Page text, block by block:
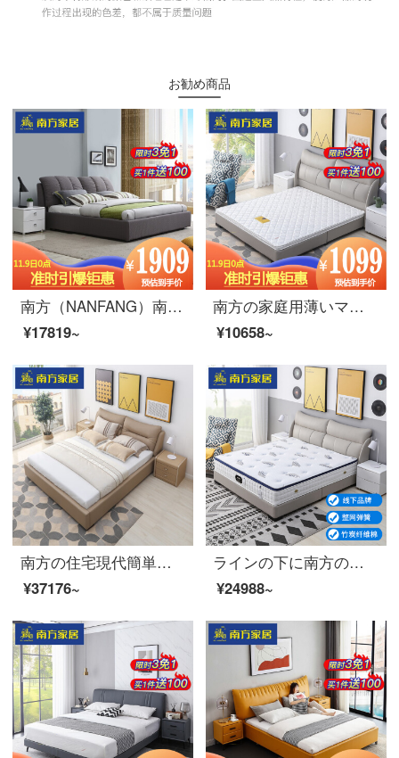
お勧め商品
南方（NANFANG）南方の家庭用の布芸床は現代では畳1.8 mのダブルベッドの軟床結婚シーツ（深灰色1菗）1800 m*2000 mmです。
¥17819~
南方の家庭用薄いマット環境に優しい天然ココナッツブラウン1.2.1.5.1.8 mマットレス単品/ダブルライナマットは通用平板ベッド/板式収納高箱ベッド(厚さ約10 cm)1200 mm*2000 mmに適合しています。
¥10658~
南方の住宅現代簡単予約真皮ベッドの寝室のダブルベッド1.8メートルのヘッド層の牛皮の主な寝台の結婚ベッド865062【店舗は同じタイプ】【新派客】真皮のダブルベッド＋マットレス*2 1800 mm*2000 mm
¥37176~
ラインの下に南方の家庭用ベッドルームのスプリングマットレスがあります。1.5 m 1.8 mのラテックスマットレスがあります。二人のテーブルマットが快適です。
¥24988~